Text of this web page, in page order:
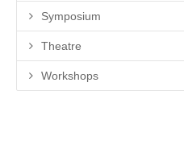
Symposium
Theatre
Workshops